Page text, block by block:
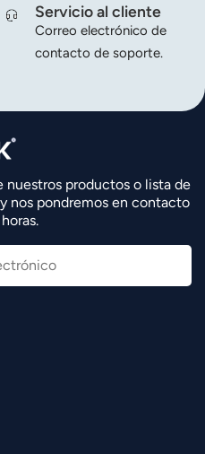
Servicio al cliente
Correo electrónico de
contacto de soporte.
nuestros productos o lista de
nos pondremos en contacto